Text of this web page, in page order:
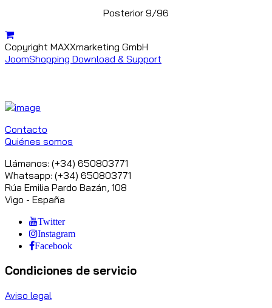
Posterior 9/96
Copyright MAXXmarketing GmbH
JoomShopping Download & Support
Contacto
Quiénes somos
Llámanos: (+34) 650803771
Whatsapp: (+34) 650803771
Rúa Emilia Pardo Bazán, 108
Vigo - España
Twitter
Instagram
Facebook
Condiciones de servicio
Aviso legal